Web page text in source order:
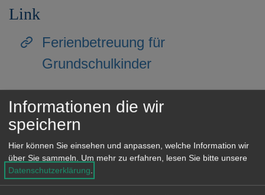
Link
Ferienbetreuung für
Grundschulkinder
Unsere Anschrift
Rathaus Hofen
Dorfstraße 9
73433 Aalen-Hofen
Informationen die wir
speichern
Hier können Sie einsehen und anpassen, welche Information wir
über Sie sammeln.
Um mehr zu erfahren, lesen Sie bitte unsere
Datenschutzerklärung